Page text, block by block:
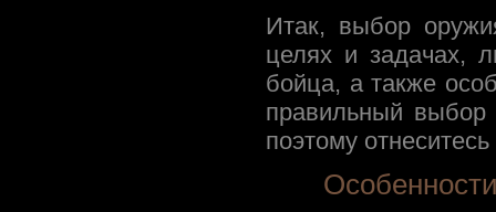
Итак, выбор
целях и задачах,
бойца, а также
правильный
поэтому